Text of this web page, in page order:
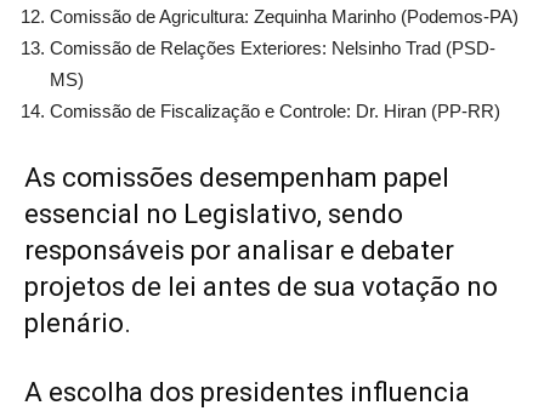
Comissão de Agricultura: Zequinha Marinho (Podemos-PA)
Comissão de Relações Exteriores: Nelsinho Trad (PSD-
MS)
Comissão de Fiscalização e Controle: Dr. Hiran (PP-RR)
As comissões desempenham papel
essencial no Legislativo, sendo
responsáveis por analisar e debater
projetos de lei antes de sua votação no
plenário.
A escolha dos presidentes influencia